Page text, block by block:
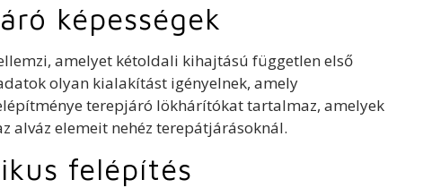
képességek
amelyet kétoldali kihajtású független első
olyan kialakítást igényelnek, amely
terepjáró lökhárítókat tartalmaz, amelyek
alváz elemeit nehéz terepátjárásoknál.
felépítés